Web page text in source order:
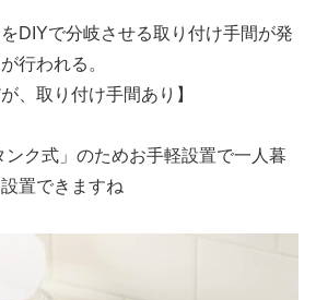
をDIYで分岐させる取り付け手間が発
行われる。
、取り付け手間あり】
ンク式」のためお手軽設置で一人暮
置できますね